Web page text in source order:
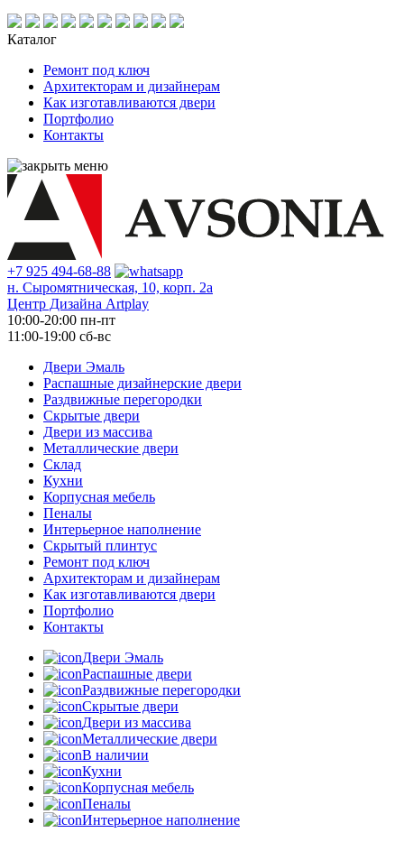
Каталог
Ремонт под ключ
Архитекторам и дизайнерам
Как изготавливаются двери
Портфолио
Контакты
+7 925 494-68-88
н. Сыромятническая, 10, корп. 2а
Центр Дизайна Artplay
10:00-20:00 пн-пт
11:00-19:00 сб-вс
Двери Эмаль
Распашные дизайнерские двери
Раздвижные перегородки
Скрытые двери
Двери из массива
Металлические двери
Склад
Кухни
Корпусная мебель
Пеналы
Интерьерное наполнение
Скрытый плинтус
Ремонт под ключ
Архитекторам и дизайнерам
Как изготавливаются двери
Портфолио
Контакты
Двери Эмаль
Распашные двери
Раздвижные перегородки
Скрытые двери
Двери из массива
Металлические двери
В наличии
Кухни
Корпусная мебель
Пеналы
Интерьерное наполнение